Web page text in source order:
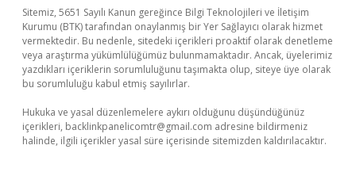
Sitemiz, 5651 Sayılı Kanun gereğince Bilgi Teknolojileri ve İletişim
Kurumu (BTK) tarafından onaylanmış bir Yer Sağlayıcı olarak hizmet
vermektedir. Bu nedenle, sitedeki içerikleri proaktif olarak denetleme
veya araştırma yükümlülüğümüz bulunmamaktadır. Ancak, üyelerimiz
yazdıkları içeriklerin sorumluluğunu taşımakta olup, siteye üye olarak
bu sorumluluğu kabul etmiş sayılırlar.
Hukuka ve yasal düzenlemelere aykırı olduğunu düşündüğünüz
içerikleri, backlinkpanelicomtr@gmail.com adresine bildirmeniz
halinde, ilgili içerikler yasal süre içerisinde sitemizden kaldırılacaktır.